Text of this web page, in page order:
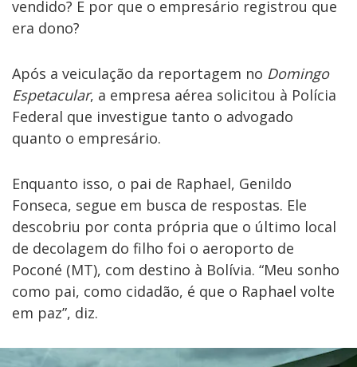
vendido? E por que o empresário registrou que
era dono?
Após a veiculação da reportagem no Domingo
Espetacular, a empresa aérea solicitou à Polícia
Federal que investigue tanto o advogado
quanto o empresário.
Enquanto isso, o pai de Raphael, Genildo
Fonseca, segue em busca de respostas. Ele
descobriu por conta própria que o último local
de decolagem do filho foi o aeroporto de
Poconé (MT), com destino à Bolívia. “Meu sonho
como pai, como cidadão, é que o Raphael volte
em paz”, diz.